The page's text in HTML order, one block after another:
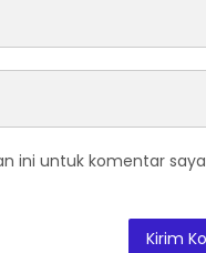
ini untuk komentar saya